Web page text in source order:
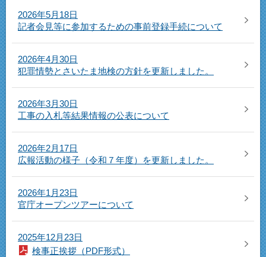
2026年5月18日
記者会見等に参加するための事前登録手続について
2026年4月30日
犯罪情勢とさいたま地検の方針を更新しました。
2026年3月30日
工事の入札等結果情報の公表について
2026年2月17日
広報活動の様子（令和７年度）を更新しました。
2026年1月23日
官庁オープンツアーについて
2025年12月23日
検事正挨拶（PDF形式）